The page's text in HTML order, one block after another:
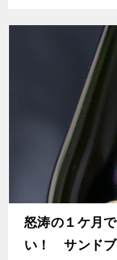
怒涛の１ケ月
い！ サンド